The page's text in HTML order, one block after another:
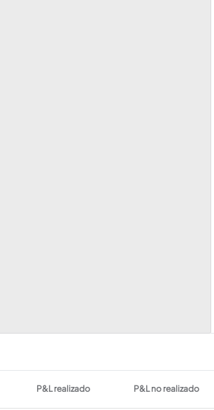
P&L realizado P&L no realizado